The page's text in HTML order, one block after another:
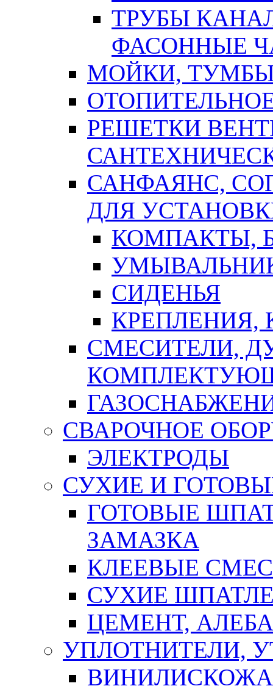
ТРУБЫ
ФАСОННЫЕ
МОЙКИ,
РЕШЕТКИ
САНФАЯНС,
ДЛЯ
КОМПАКТЫ,
СИДЕНЬЯ
СМЕСИТЕЛИ,
СВАРОЧНОЕ
ЭЛЕКТРОДЫ
СУХИЕ И
ГОТОВЫЕ
ЗАМАЗКА
КЛЕЕВЫЕ
СУХИЕ
ЦЕМЕНТ,
УПЛОТНИТЕЛИ,